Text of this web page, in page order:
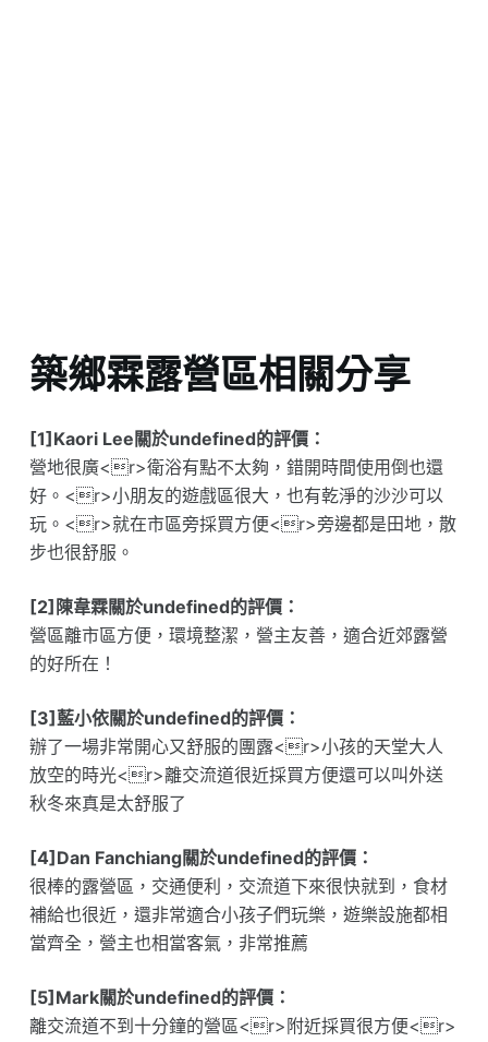
築鄉霖露營區相關分享
[1]Kaori Lee關於undefined的評價：
營地很廣<r>衛浴有點不太夠，錯開時間使用倒也還
好。<r>小朋友的遊戲區很大，也有乾淨的沙沙可以
玩。<r>就在市區旁採買方便<r>旁邊都是田地，散
步也很舒服。
[2]陳韋霖關於undefined的評價：
營區離市區方便，環境整潔，營主友善，適合近郊露營
的好所在！
[3]藍小依關於undefined的評價：
辦了一場非常開心又舒服的團露<r>小孩的天堂大人
放空的時光<r>離交流道很近採買方便還可以叫外送
秋冬來真是太舒服了
[4]Dan Fanchiang關於undefined的評價：
很棒的露營區，交通便利，交流道下來很快就到，食材
補給也很近，還非常適合小孩子們玩樂，遊樂設施都相
當齊全，營主也相當客氣，非常推薦
[5]Mark關於undefined的評價：
離交流道不到十分鐘的營區<r>附近採買很方便<r>